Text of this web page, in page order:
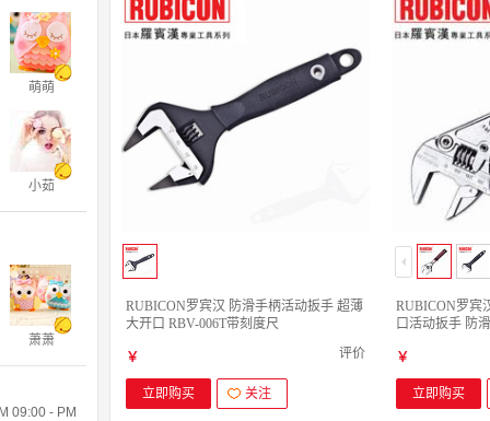
萌萌
小茹
萧萧
09:00 - PM
RUBICON罗宾汉 防滑手柄活动扳手 超薄
大开口 RBV-006T带刻度尺
评价
￥
立即购买 关注
RUBICON罗宾
口活动扳手 防
￥
立即购买